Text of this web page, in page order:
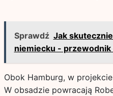
Sprawdź Jak
niemiecku - przewodnik
Obok Hamburg, w
W obsadzie powracają